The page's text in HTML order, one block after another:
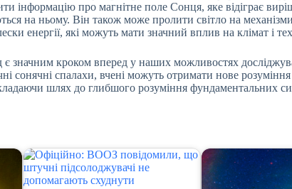
інформацію про магнітне поле Сонця, яке відіграє
на ньому. Він також може пролити світло на
енергії, які можуть мати значний вплив на клімат і
є значним кроком вперед у наших можливостях
спалахи, вчені можуть отримати нове розуміння
шлях до глибшого розуміння фундаментальних